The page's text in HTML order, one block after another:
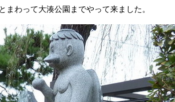
まわって大湊公園までやって来ました。